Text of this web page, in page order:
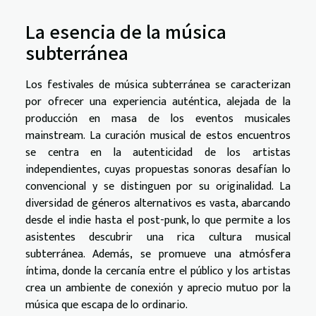
La esencia de la música
subterránea
Los festivales de música subterránea se caracterizan
por ofrecer una experiencia auténtica, alejada de la
producción en masa de los eventos musicales
mainstream. La curación musical de estos encuentros
se centra en la autenticidad de los artistas
independientes, cuyas propuestas sonoras desafían lo
convencional y se distinguen por su originalidad. La
diversidad de géneros alternativos es vasta, abarcando
desde el indie hasta el post-punk, lo que permite a los
asistentes descubrir una rica cultura musical
subterránea. Además, se promueve una atmósfera
íntima, donde la cercanía entre el público y los artistas
crea un ambiente de conexión y aprecio mutuo por la
música que escapa de lo ordinario.